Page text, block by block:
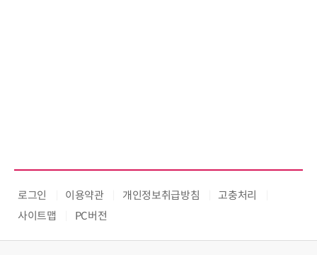
로그인 이용약관 개인정보취급방침
고충처리
사이트맵
PC버전